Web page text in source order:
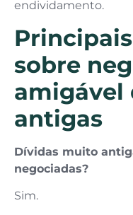
endividamento.
sobre
amigável
antigas
Dívidas muito
negociadas?
Sim.